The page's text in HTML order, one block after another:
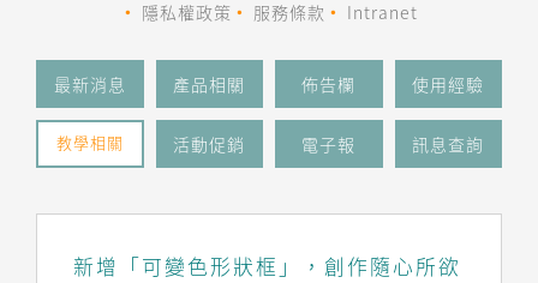
隱私權政策
服務條款 Intranet
最新消息 產品相關 佈告欄 使用經驗
教學相關 活動促銷 電子報 訊息查詢
新增「可變色形狀框」，創作隨心所欲